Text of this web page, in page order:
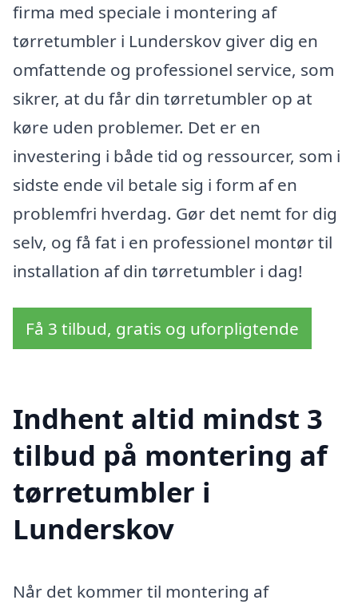
firma med speciale i montering af
tørretumbler i Lunderskov giver dig en
omfattende og professionel service, som
sikrer, at du får din tørretumbler op at
køre uden problemer. Det er en
investering i både tid og ressourcer, som i
sidste ende vil betale sig i form af en
problemfri hverdag. Gør det nemt for dig
selv, og få fat i en professionel montør til
installation af din tørretumbler i dag!
Få 3 tilbud, gratis og uforpligtende
Indhent altid mindst 3
tilbud på montering af
tørretumbler i
Lunderskov
Når det kommer til montering af